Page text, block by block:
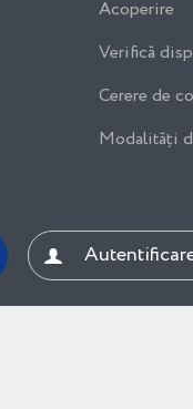
Acoperire
Verifică
Cerere de
Modalități